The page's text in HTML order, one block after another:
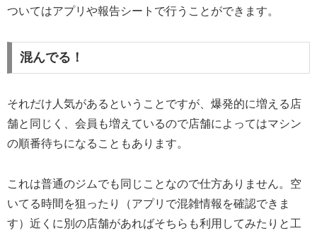
ついてはアプリや報告シートで行うことができます。
混んでる！
それだけ人気があるということですが、爆発的に増える店
舗と同じく、会員も増えているので店舗によってはマシン
の順番待ちになることもあります。
これは普通のジムでも同じことなので仕方ありません。空
いてる時間を狙ったり（アプリで混雑情報を確認できま
す）近くに別の店舗があればそちらも利用してみたりと工